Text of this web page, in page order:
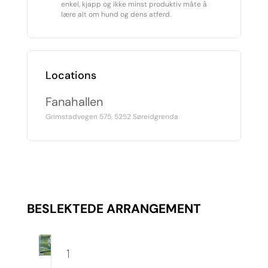
enkel, kjapp og ikke minst produktiv måte å
lære alt om hund og dens atferd.
Locations
Fanahallen
Grimstadvegen 575, 5252 Søreidgrenda
BESLEKTEDE ARRANGEMENT
10.